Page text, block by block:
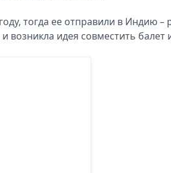
тогда ее отправили в Индию –
возникла идея совместить балет